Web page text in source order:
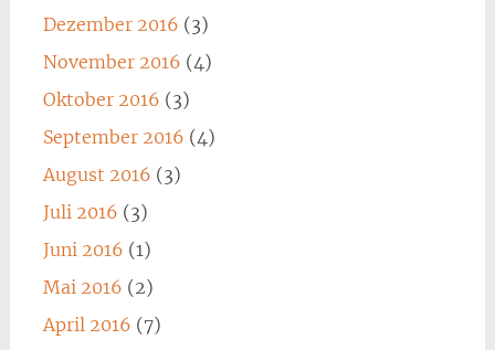
Dezember 2016 (3)
November 2016 (4)
Oktober 2016 (3)
September 2016 (4)
August 2016 (3)
Juli 2016 (3)
Juni 2016 (1)
Mai 2016 (2)
April 2016 (7)